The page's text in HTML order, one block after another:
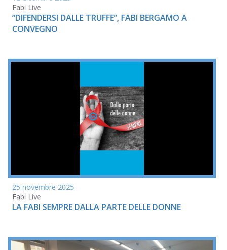
Fabi Live
“DIFENDERSI DALLE TRUFFE”, FABI BERGAMO A
CONVEGNO
25 novembre 2025
Fabi Live
LA FABI SEMPRE DALLA PARTE DELLE DONNE